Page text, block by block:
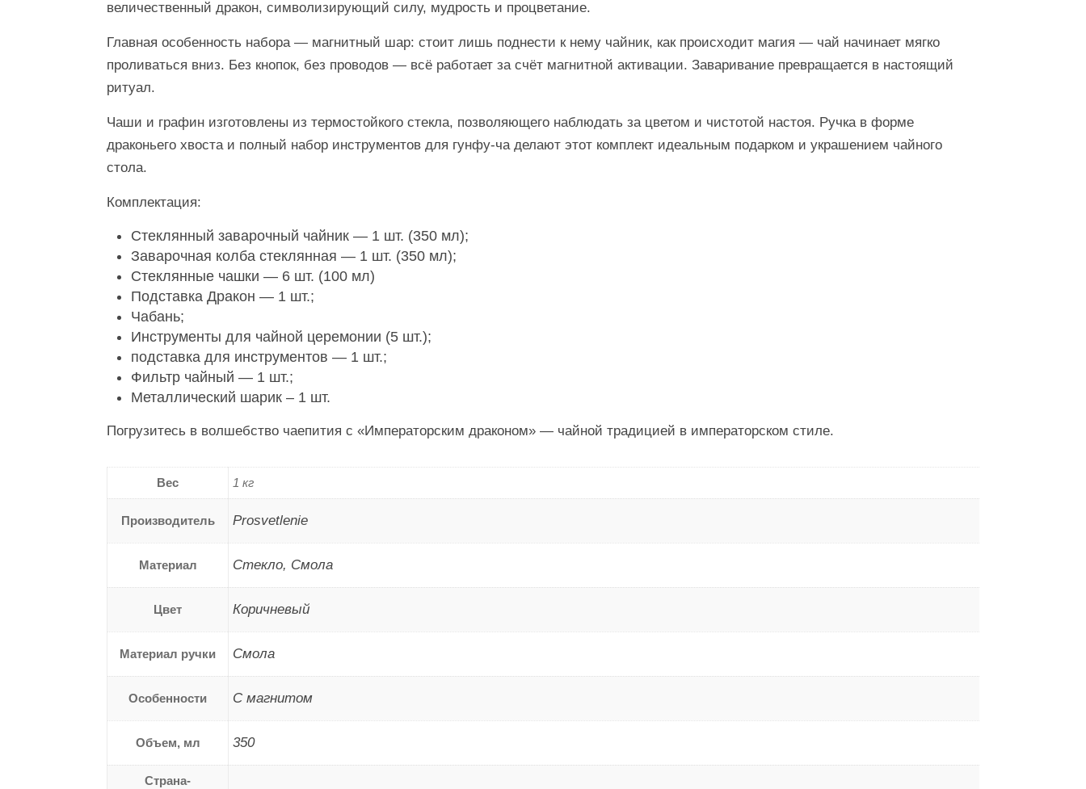
величественный дракон, символизирующий силу, мудрость и процветание.
Главная особенность набора — магнитный шар: стоит лишь поднести к нему чайник, как происходит магия — чай начинает мягко
проливаться вниз. Без кнопок, без проводов — всё работает за счёт магнитной активации. Заваривание превращается в настоящий
ритуал.
Чаши и графин изготовлены из термостойкого стекла, позволяющего наблюдать за цветом и чистотой настоя. Ручка в форме
драконьего хвоста и полный набор инструментов для гунфу-ча делают этот комплект идеальным подарком и украшением чайного
стола.
Комплектация:
Стеклянный заварочный чайник — 1 шт. (350 мл);
Заварочная колба стеклянная — 1 шт. (350 мл);
Стеклянные чашки — 6 шт. (100 мл)
Подставка Дракон — 1 шт.;
Чабань;
Инструменты для чайной церемонии (5 шт.);
подставка для инструментов — 1 шт.;
Фильтр чайный — 1 шт.;
Металлический шарик – 1 шт.
Погрузитесь в волшебство чаепития с «Императорским драконом» — чайной традицией в императорском стиле.
Вес 1 кг
Производитель Prosvetlenie
Материал Стекло, Смола
Цвет Коричневый
Материал ручки Смола
Особенности C магнитом
Объем, мл 350
Страна-